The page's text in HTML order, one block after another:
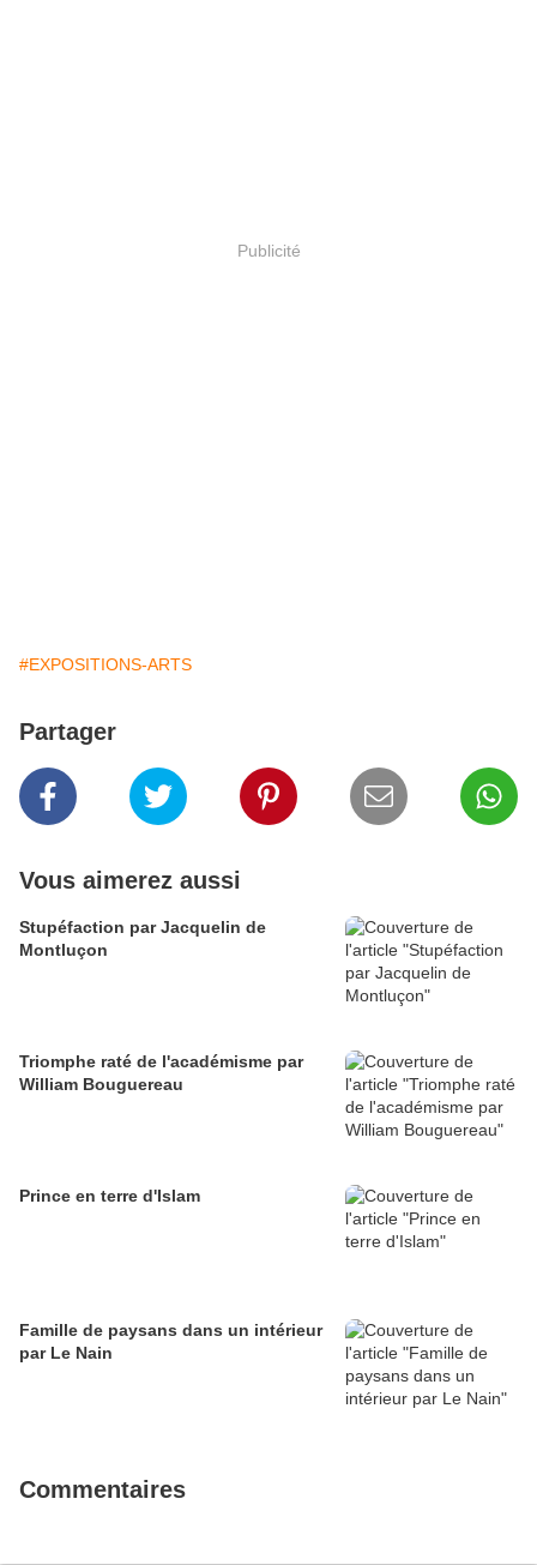
Publicité
#EXPOSITIONS-ARTS
Partager
Vous aimerez aussi
Stupéfaction par Jacquelin de
Montluçon
Triomphe raté de l'académisme par
William Bouguereau
Prince en terre d'Islam
Famille de paysans dans un intérieur
par Le Nain
Commentaires